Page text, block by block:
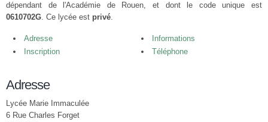
dépendant de l'Académie de Rouen, et dont le code unique est
0610702G. Ce lycée est privé.
Adresse
Informations
Inscription
Téléphone
Adresse
Lycée Marie Immaculée
6 Rue Charles Forget